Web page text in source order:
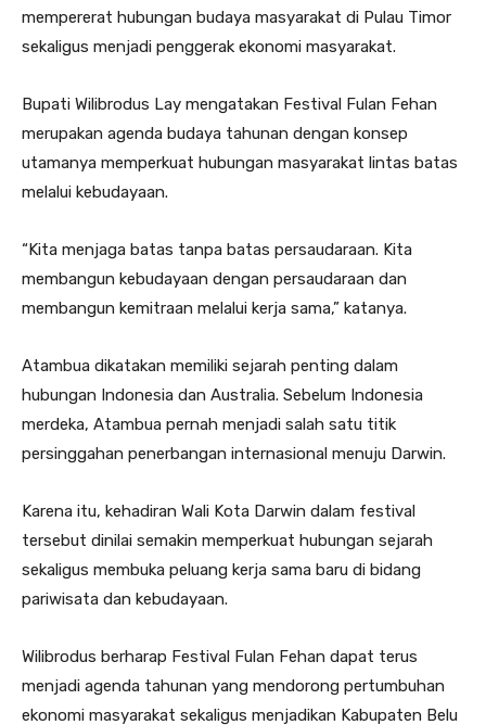
mempererat hubungan budaya masyarakat di Pulau Timor
sekaligus menjadi penggerak ekonomi masyarakat.
Bupati Wilibrodus Lay mengatakan Festival Fulan Fehan
merupakan agenda budaya tahunan dengan konsep
utamanya memperkuat hubungan masyarakat lintas batas
melalui kebudayaan.
“Kita menjaga batas tanpa batas persaudaraan. Kita
membangun kebudayaan dengan persaudaraan dan
membangun kemitraan melalui kerja sama,” katanya.
Atambua dikatakan memiliki sejarah penting dalam
hubungan Indonesia dan Australia. Sebelum Indonesia
merdeka, Atambua pernah menjadi salah satu titik
persinggahan penerbangan internasional menuju Darwin.
Karena itu, kehadiran Wali Kota Darwin dalam festival
tersebut dinilai semakin memperkuat hubungan sejarah
sekaligus membuka peluang kerja sama baru di bidang
pariwisata dan kebudayaan.
Wilibrodus berharap Festival Fulan Fehan dapat terus
menjadi agenda tahunan yang mendorong pertumbuhan
ekonomi masyarakat sekaligus menjadikan Kabupaten Belu